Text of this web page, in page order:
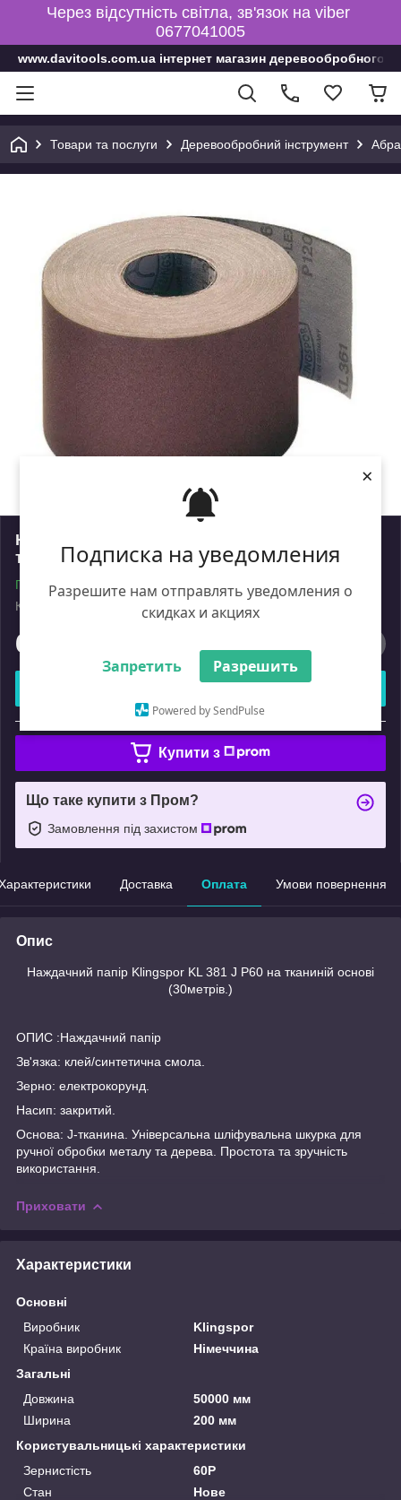
Подписка на уведомления
Разрешите нам отправлять уведомления о
скидках и акциях
Запретить Разрешить
Powered by SendPulse
×
Через відсутність світла, зв'язок на viber
0677041005
www.davitools.com.ua інтернет магазин деревообробного
Товари та послуги Деревообробний інструмент
Наждачний папір Klingspor KL 381 J P60 на
тканиній основі (50метрів.)
Готово до відправки
Код: 2018895
6 946
або
Купити з
Що таке купити з Пром?
Замовлення під захистом
Доставка Оплата Умови повернення
Опис
Наждачний папір Klingspor KL 381 J P60 на тканиній основі
(30метрів.)
ОПИС :Наждачний папір
Зв'язка: клей/синтетична смола.
Зерно: електрокорунд.
Насип: закритий.
Основа: J-тканина. Універсальна шліфувальна шкурка для
ручної обробки металу та дерева. Простота та зручність
використання.
Приховати
Характеристики
Основні
Виробник
Klingspor
Країна виробник
Німеччина
Загальні
Довжина
50000 мм
Ширина
200 мм
Користувальницькі характеристики
Зернистість
60P
Стан
Нове